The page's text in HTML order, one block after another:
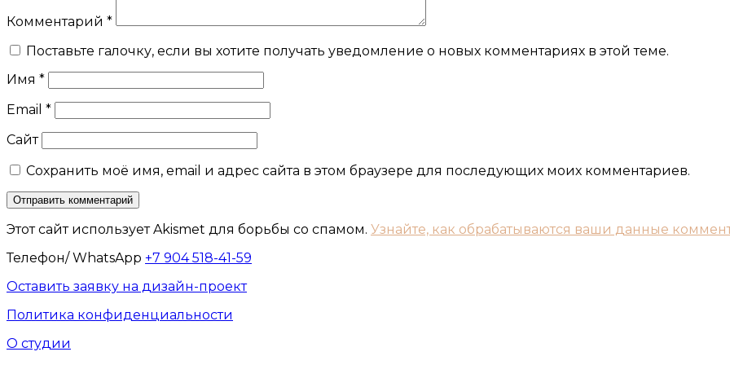
Комментарий *
Поставьте галочку, если вы хотите получать уведомление о новых комментариях в этой теме.
Имя *
Email *
Сайт
Сохранить моё имя, email и адрес сайта в этом браузере для последующих моих комментариев.
Этот сайт использует Akismet для борьбы со спамом. Узнайте, как обрабатываются ваши данные
Телефон/ WhatsApp +7 904 518-41-59
Оставить заявку на дизайн-проект
Политика конфиденциальности
О студии